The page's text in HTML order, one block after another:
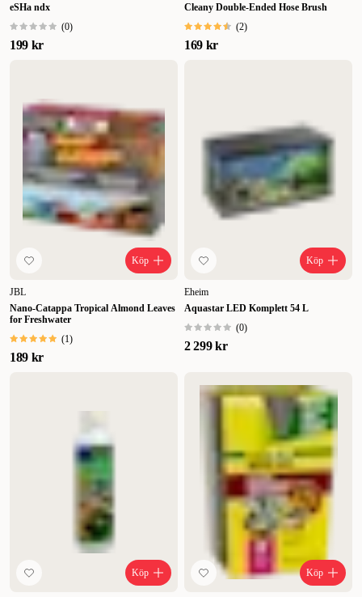
eSHa ndx
(0)
199 kr
Cleany Double-Ended Hose Brush
(2)
169 kr
Köp
JBL
Nano-Catappa Tropical Almond Leaves
for Freshwater
(1)
189 kr
Köp
Eheim
Aquastar LED Komplett 54 L
(0)
2 299 kr
Köp Köp